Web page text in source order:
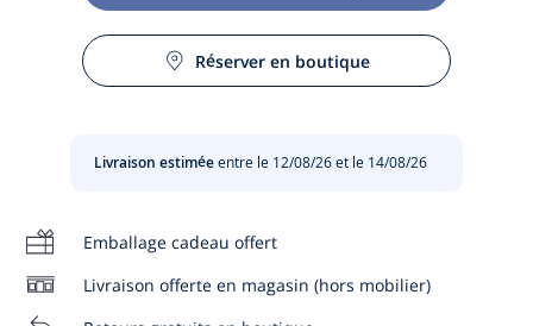
Réserver en boutique
Livraison estiméeentre le 12/08/26 et le 14/08/26
Emballage cadeau offert
Livraison offerte en magasin (hors mobilier)
enfant garçon. En coton confortable, il est animé des
monuments emblématiques de la capitale et de nuages
dès maintenant dans son vestiaire.
- Chemise boutonnée
- Pantalon à taille élastiquée
- Motifs parisiens
Entretien :
Repassage faible